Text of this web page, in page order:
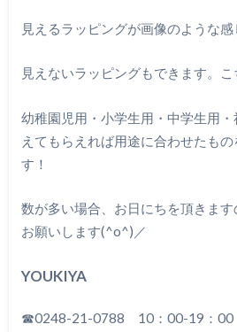
見えるラッピングが画像のような感
見えないラッピングもできます。
幼稚園児用・小学生用・中学生用
えてもらえれば用途に合わせたも
す！
数が多い場合、お日にちを頂きま
お願いします(^o^)／
YOUKIYA
☎0248-21-0788 10：00-19：